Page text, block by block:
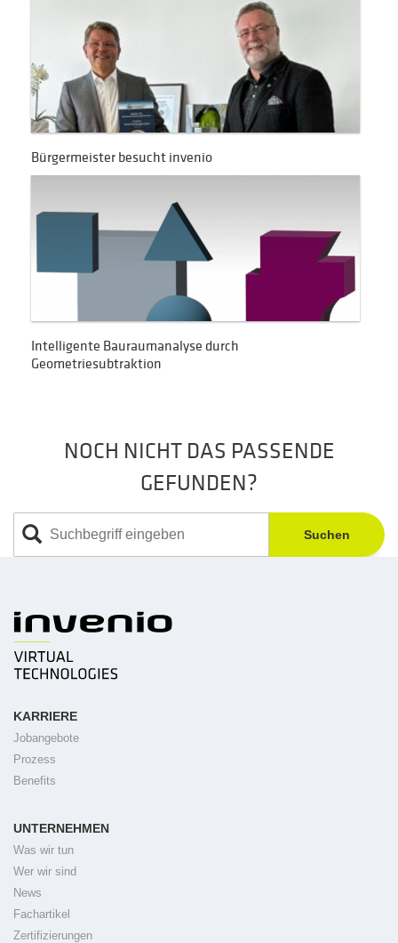
Bürgermeister besucht invenio
Intelligente Bauraumanalyse durch
Geometriesubtraktion
NOCH NICHT DAS PASSENDE
GEFUNDEN?
Suchen
KARRIERE
Jobangebote
Prozess
Benefits
UNTERNEHMEN
Was wir tun
Wer wir sind
News
Fachartikel
Zertifizierungen